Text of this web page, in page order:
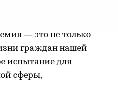
— это не только
граждан нашей
испытание для
сферы,